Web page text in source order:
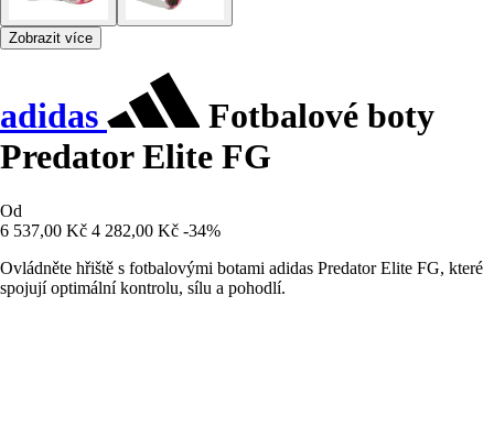
Zobrazit více
adidas
Fotbalové boty
Predator Elite FG
Od
6 537,00 Kč 4 282,00 Kč -34%
Ovládněte hřiště s fotbalovými botami adidas Predator Elite FG, které
spojují optimální kontrolu, sílu a pohodlí.